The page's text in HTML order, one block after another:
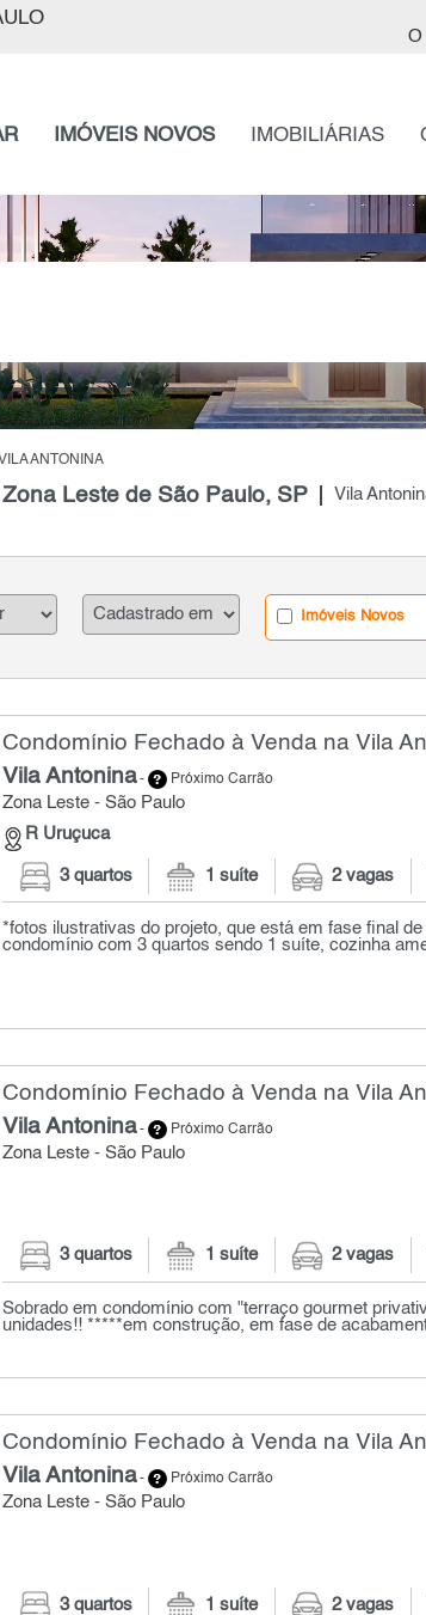
O
IMÓVEIS NOVOS IMOBILIÁRIAS
ANTONINA
Leste de São Paulo, SP Vila
Imóveis Novos
Condomínio Fechado à Venda na Vila
Vila Antonina- Próximo Carrão
Zona Leste - São Paulo
R Uruçuca
3 quartos 1 suíte 2 vagas
*fotos ilustrativas do projeto, que está em fase final
condomínio com 3 quartos sendo 1 suíte, cozinha
Condomínio Fechado à Venda na Vila
Vila Antonina- Próximo Carrão
Zona Leste - São Paulo
3 quartos 1 suíte 2 vagas
Sobrado em condomínio com "terraço gourmet
unidades!! *****em construção, em fase de
Condomínio Fechado à Venda na Vila
Vila Antonina- Próximo Carrão
Zona Leste - São Paulo
3 quartos 1 suíte 2 vagas